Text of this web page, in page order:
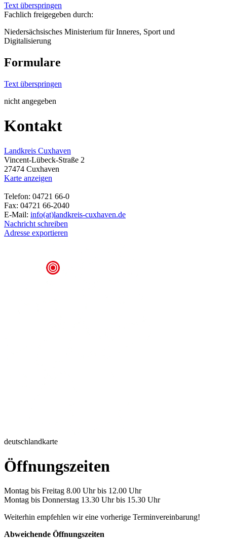
Text überspringen
Fachlich freigegeben durch:
Niedersächsisches Ministerium für Inneres, Sport und
Digitalisierung
Formulare
Text überspringen
nicht angegeben
Kontakt
Landkreis Cuxhaven
Vincent-Lübeck-Straße 2
27474 Cuxhaven
Karte anzeigen
Telefon: 04721 66-0
Fax: 04721 66-2040
E-Mail: info(at)landkreis-cuxhaven.de
Nachricht schreiben
Adresse exportieren
deutschlandkarte
Öffnungszeiten
Montag bis Freitag 8.00 Uhr bis 12.00 Uhr
Montag bis Donnerstag 13.30 Uhr bis 15.30 Uhr
Weiterhin empfehlen wir eine vorherige Terminvereinbarung!
Abweichende Öffnungszeiten